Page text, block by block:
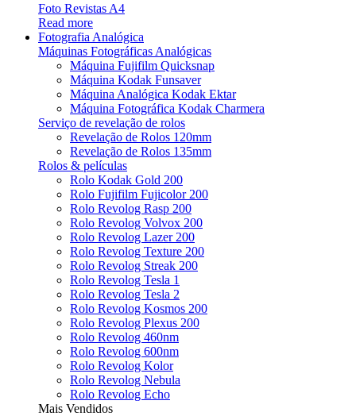
Foto Revistas A4
Read more
Fotografia Analógica
Máquinas Fotográficas Analógicas
Máquina Fujifilm Quicksnap
Máquina Kodak Funsaver
Máquina Analógica Kodak Ektar
Máquina Fotográfica Kodak Charmera
Serviço de revelação de rolos
Revelação de Rolos 120mm
Revelação de Rolos 135mm
Rolos & películas
Rolo Kodak Gold 200
Rolo Fujifilm Fujicolor 200
Rolo Revolog Rasp 200
Rolo Revolog Volvox 200
Rolo Revolog Lazer 200
Rolo Revolog Texture 200
Rolo Revolog Streak 200
Rolo Revolog Tesla 1
Rolo Revolog Tesla 2
Rolo Revolog Kosmos 200
Rolo Revolog Plexus 200
Rolo Revolog 460nm
Rolo Revolog 600nm
Rolo Revolog Kolor
Rolo Revolog Nebula
Rolo Revolog Echo
Mais Vendidos